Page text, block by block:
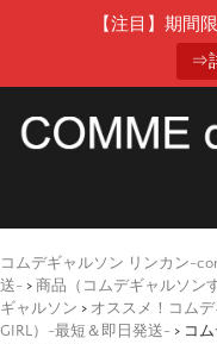
【注目】期間
⇒
コムデギャルソン リンカン-
送- > 商品（コムデギャルソン
ギャルソン > オススメ！コムデ
GIRL）-最短＆即日発送- > コ